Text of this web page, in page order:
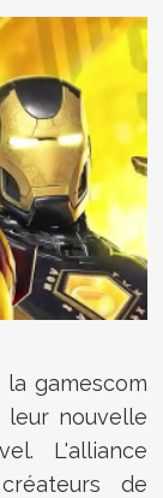
gamescom
leur nouvelle
L'alliance
de